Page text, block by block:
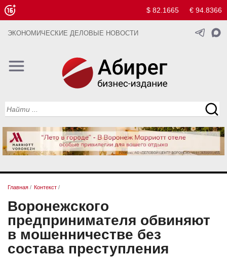
$ 82.1665 € 94.8366
ЭКОНОМИЧЕСКИЕ ДЕЛОВЫЕ НОВОСТИ
Главная / Контекст /
Воронежского
предпринимателя обвиняют
в мошенничестве без
состава преступления